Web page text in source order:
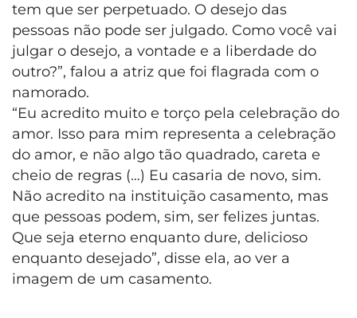
tem que ser perpetuado. O desejo das
pessoas não pode ser julgado. Como você vai
julgar o desejo, a vontade e a liberdade do
outro?”, falou a atriz que foi flagrada com o
namorado.
“Eu acredito muito e torço pela celebração do
amor. Isso para mim representa a celebração
do amor, e não algo tão quadrado, careta e
cheio de regras (…) Eu casaria de novo, sim.
Não acredito na instituição casamento, mas
que pessoas podem, sim, ser felizes juntas.
Que seja eterno enquanto dure, delicioso
enquanto desejado”, disse ela, ao ver a
imagem de um casamento.